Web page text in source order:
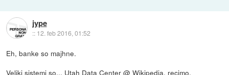
jype
:: 12. feb 2016, 01:52
Eh, banke so majhne.
Veliki sistemi so... Utah Data Center @ Wikipedia, recimo.